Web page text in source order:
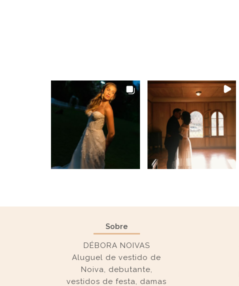
Sobre
DÉBORA NOIVAS
Aluguel de vestido de
Noiva, debutante,
vestidos de festa, damas